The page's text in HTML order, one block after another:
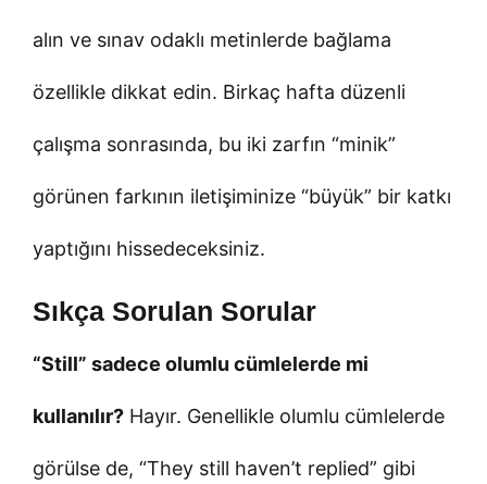
alın ve sınav odaklı metinlerde bağlama
özellikle dikkat edin. Birkaç hafta düzenli
çalışma sonrasında, bu iki zarfın “minik”
görünen farkının iletişiminize “büyük” bir katkı
yaptığını hissedeceksiniz.
Sıkça Sorulan Sorular
“Still” sadece olumlu cümlelerde mi
kullanılır? Hayır. Genellikle olumlu cümlelerde
görülse de, “They still haven’t replied” gibi